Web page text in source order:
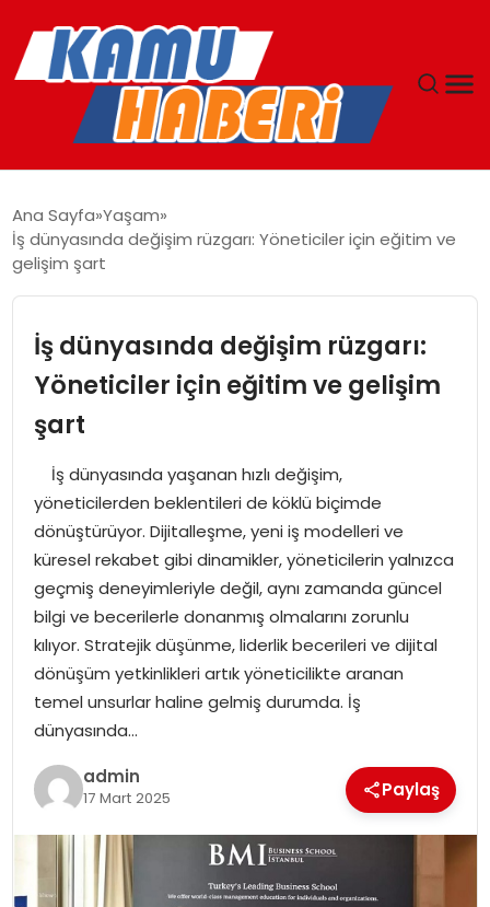
YAŞAM
MAGAZIN
EKONOMI
SPOR
TEKNOLOJI
EĞITIM
GENEL
Ana Sayfa Yaşam
İş dünyasında değişim rüzgarı: Yöneticiler için eğitim ve
gelişim şart
İş dünyasında değişim rüzgarı:
Yöneticiler için eğitim ve gelişim
şart
İş dünyasında yaşanan hızlı değişim,
yöneticilerden beklentileri de köklü biçimde
dönüştürüyor. Dijitalleşme, yeni iş modelleri ve
küresel rekabet gibi dinamikler, yöneticilerin yalnızca
geçmiş deneyimleriyle değil, aynı zamanda güncel
bilgi ve becerilerle donanmış olmalarını zorunlu
kılıyor. Stratejik düşünme, liderlik becerileri ve dijital
dönüşüm yetkinlikleri artık yöneticilikte aranan
temel unsurlar haline gelmiş durumda. İş
dünyasında…
admin
17 Mart 2025 Paylaş